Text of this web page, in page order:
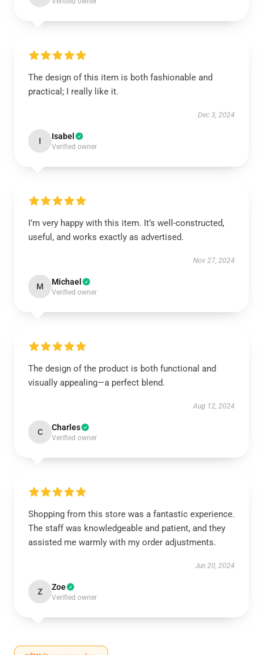
The design of this item is both fashionable and
practical; I really like it.
Dec 3, 2024
I Isabel
Verified owner
I’m very happy with this item. It’s well-constructed,
useful, and works exactly as advertised.
Nov 27, 2024
M Michael
Verified owner
The design of the product is both functional and
visually appealing—a perfect blend.
Aug 12, 2024
C Charles
Verified owner
Shopping from this store was a fantastic experience.
The staff was knowledgeable and patient, and they
assisted me warmly with my order adjustments.
Jun 20, 2024
Z Zoe
Verified owner